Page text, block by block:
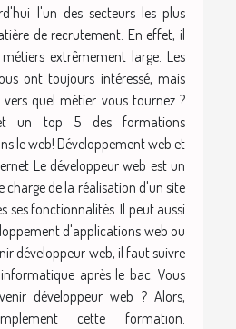
l'un des secteurs les plus
de recrutement. En effet, il
extrêmement large. Les
ont toujours intéressé, mais
quel métier vous tournez ?
un top 5 des formations
le web! Développement web et
Le développeur web est un
charge de la réalisation d'un site
ses fonctionnalités. Il peut aussi
d'applications web ou
développeur web, il faut suivre
après le bac. Vous
développeur web ? Alors,
cette formation.